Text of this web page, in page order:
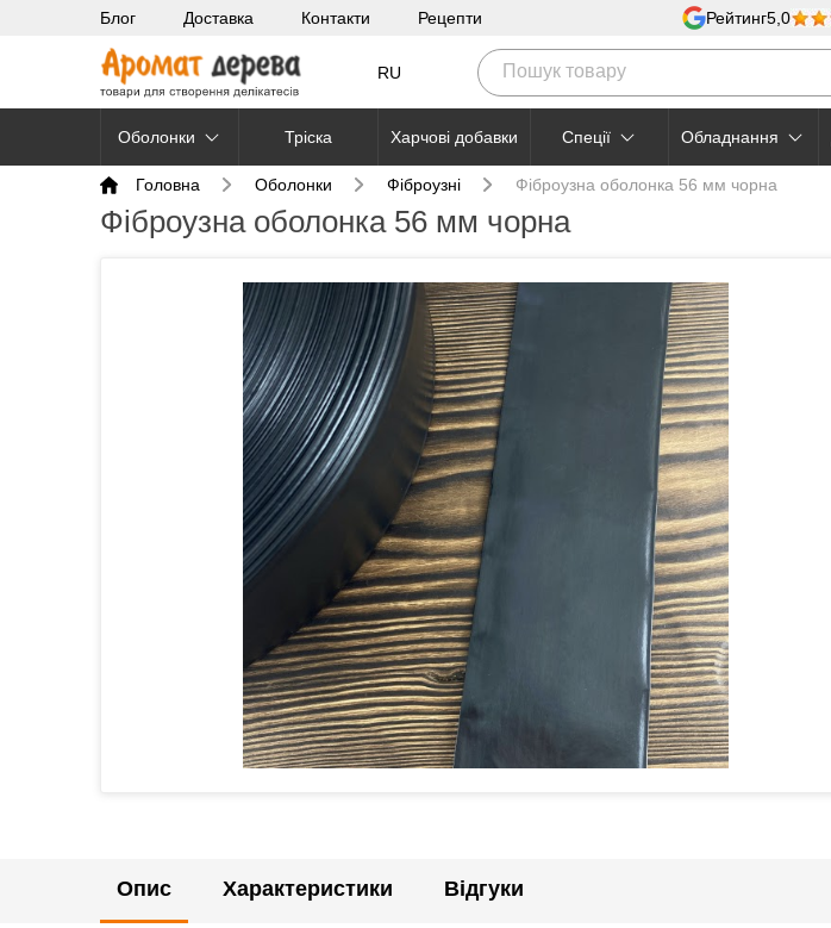
Блог Доставка Контакти Рецепти Рейтинг5,0
RU
Оболонки Тріска Харчові добавки Cпеції Обладнання
Головна Оболонки Фіброузні Фіброузна оболонка 56 мм чорна
Фіброузна оболонка 56 мм чорна
Опис Характеристики Відгуки